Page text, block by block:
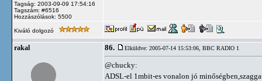
Tagság: 2003-09-09 17:54:16
Tagszám: #6516
Hozzászólások: 5500
Kiváló dolgozó
rakal 86. Elküldve: 2005-07-14 15:53:06, BBC RADIO 1
@chucky:
ADSL-el 1mbit-es vonalon jó